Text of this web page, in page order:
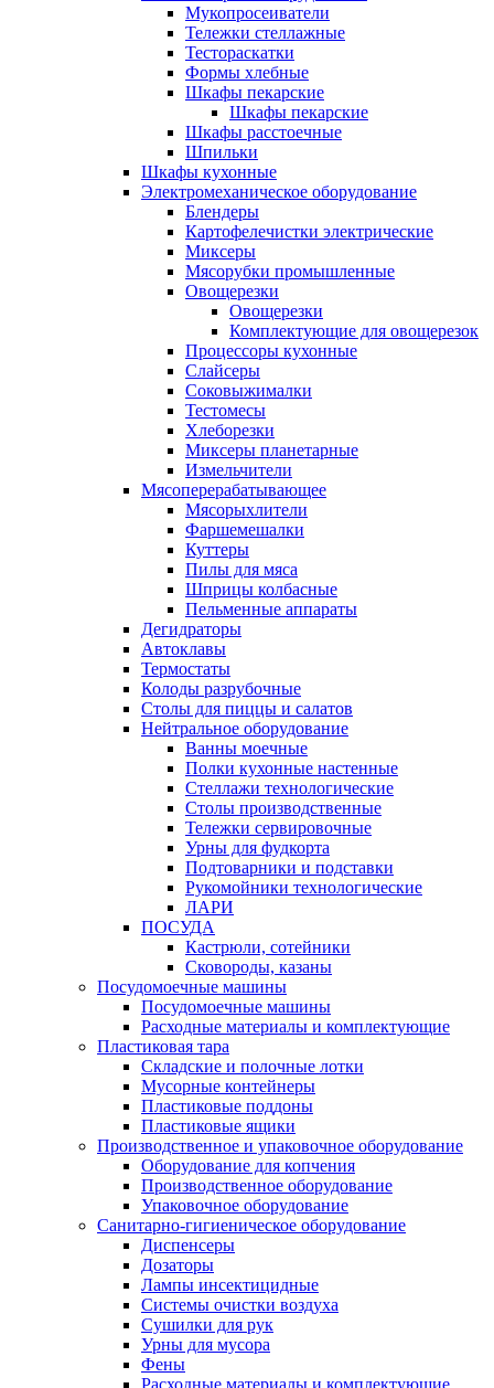
Мукопросеиватели
Тележки стеллажные
Тестораскатки
Формы хлебные
Шкафы пекарские
Шкафы пекарские
Шкафы расстоечные
Шпильки
Шкафы кухонные
Электромеханическое оборудование
Блендеры
Картофелечистки электрические
Миксеры
Мясорубки промышленные
Овощерезки
Овощерезки
Комплектующие для овощерезок
Процессоры кухонные
Слайсеры
Соковыжималки
Тестомесы
Хлеборезки
Миксеры планетарные
Измельчители
Мясоперерабатывающее
Мясорыхлители
Фаршемешалки
Куттеры
Пилы для мяса
Шприцы колбасные
Пельменные аппараты
Дегидраторы
Автоклавы
Термостаты
Колоды разрубочные
Столы для пиццы и салатов
Нейтральное оборудование
Ванны моечные
Полки кухонные настенные
Стеллажи технологические
Столы производственные
Тележки сервировочные
Урны для фудкорта
Подтоварники и подставки
Рукомойники технологические
ЛАРИ
ПОСУДА
Кастрюли, сотейники
Сковороды, казаны
Посудомоечные машины
Посудомоечные машины
Расходные материалы и комплектующие
Пластиковая тара
Складские и полочные лотки
Мусорные контейнеры
Пластиковые поддоны
Пластиковые ящики
Производственное и упаковочное оборудование
Оборудование для копчения
Производственное оборудование
Упаковочное оборудование
Санитарно-гигиеническое оборудование
Диспенсеры
Дозаторы
Лампы инсектицидные
Системы очистки воздуха
Сушилки для рук
Урны для мусора
Фены
Расходные материалы и комплектующие